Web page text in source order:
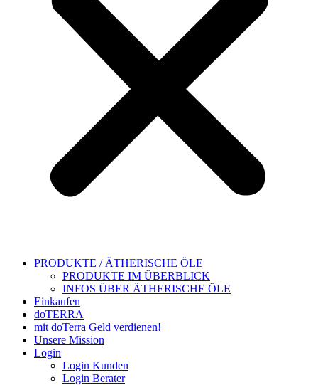
PRODUKTE / ÄTHERISCHE ÖLE
PRODUKTE IM ÜBERBLICK
INFOS ÜBER ÄTHERISCHE ÖLE
Einkaufen
doTERRA
mit doTerra Geld verdienen!
Unsere Mission
Login
Login Kunden
Login Berater